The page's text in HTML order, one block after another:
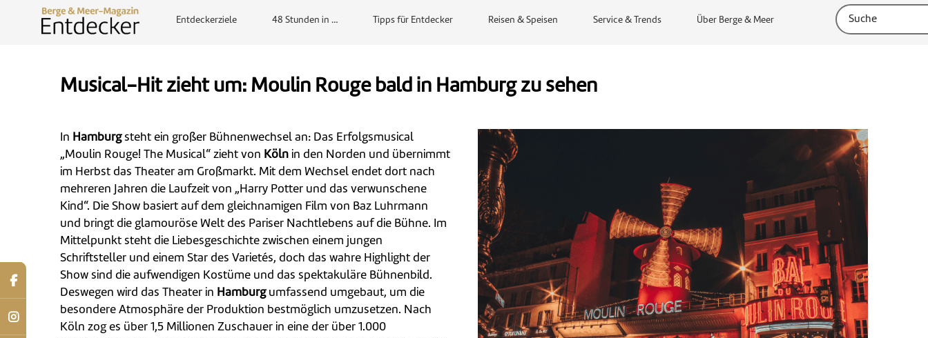
Entdeckerziele 48 Stunden in … Tipps für Entdecker Reisen & Speisen Service & Trends Über Berge & Meer
Musical-Hit zieht um: Moulin Rouge bald in Hamburg zu sehen
In Hamburgsteht ein großer Bühnenwechsel an: Das Erfolgsmusical
„Moulin Rouge! The Musical“ zieht von Köln in den Norden und übernimmt
im Herbst das Theater am Großmarkt. Mit dem Wechsel endet dort nach
mehreren Jahren die Laufzeit von „Harry Potter und das verwunschene
Kind“. Die Show basiert auf dem gleichnamigen Film von Baz Luhrmann
und bringt die glamouröse Welt des Pariser Nachtlebens auf die Bühne. Im
Mittelpunkt steht die Liebesgeschichte zwischen einem jungen
Schriftsteller und einem Star des Varietés, doch das wahre Highlight der
Show sind die aufwendigen Kostüme und das spektakuläre Bühnenbild.
Deswegen wird das Theater in Hamburgumfassend umgebaut, um die
besondere Atmosphäre der Produktion bestmöglich umzusetzen. Nach
Köln zog es über 1,5 Millionen Zuschauer in eine der über 1.000